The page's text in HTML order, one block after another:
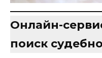
Онлайн-
поиск